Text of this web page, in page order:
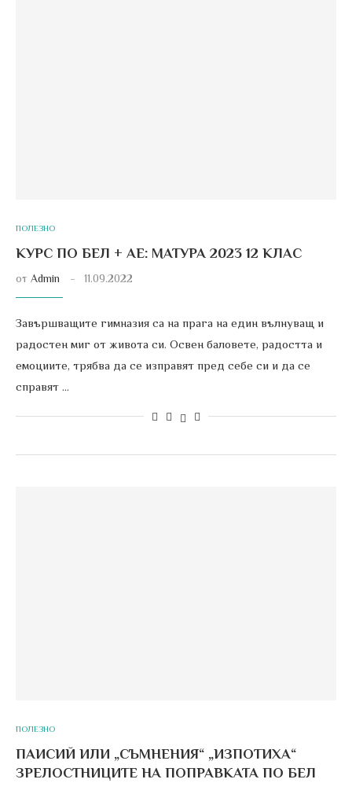
ПОЛЕЗНО
КУРС ПО БЕЛ + АЕ: МАТУРА 2023 12 КЛАС
от Admin 11.09.2022
Завършващите гимназия са на прага на един вълнуващ и
радостен миг от живота си. Освен баловете, радостта и
емоциите, трябва да се изправят пред себе си и да се
справят …
ПОЛЕЗНО
ПАИСИЙ ИЛИ „СЪМНЕНИЯ“ „ИЗПОТИХА“
ЗРЕЛОСТНИЦИТЕ НА ПОПРАВКАТА ПО БЕЛ